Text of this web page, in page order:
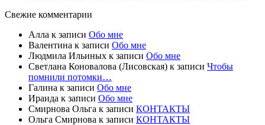
Свежие комментарии
Алла к записи Обо мне
Валентина к записи Обо мне
Людмила Ильиных к записи Обо мне
Светлана Коновалова (Лисовская) к записи Чтобы
помнили потомки…
Галина к записи Обо мне
Ираида к записи Обо мне
Смирнова Ольга к записи КОНТАКТЫ
Ольга Смирнова к записи КОНТАКТЫ